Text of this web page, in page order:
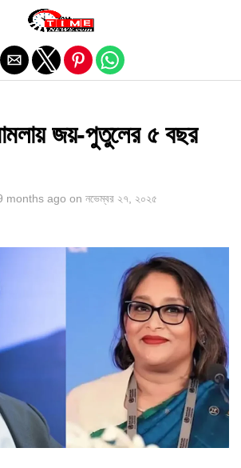
জয়-পুতুলের ৫ বছর
months ago on নভেম্বর ২৭, ২০২৫
Exit mobile version